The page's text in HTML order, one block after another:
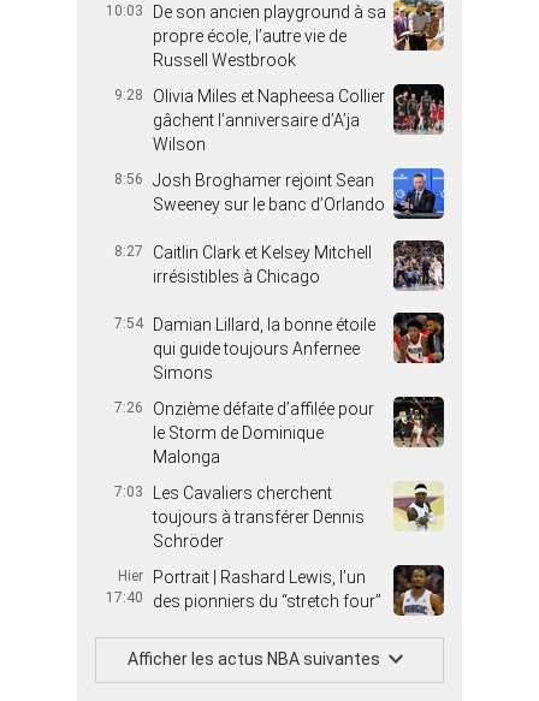
10:03
De son ancien playground à sa
propre école, l’autre vie de
Russell Westbrook
9:28
Olivia Miles et Napheesa Collier
gâchent l’anniversaire d’A’ja
Wilson
8:56
Josh Broghamer rejoint Sean
Sweeney sur le banc d’Orlando
8:27
Caitlin Clark et Kelsey Mitchell
irrésistibles à Chicago
7:54
Damian Lillard, la bonne étoile
qui guide toujours Anfernee
Simons
7:26
Onzième défaite d’affilée pour
le Storm de Dominique
Malonga
7:03
Les Cavaliers cherchent
toujours à transférer Dennis
Schröder
Hier
17:40
Portrait | Rashard Lewis, l’un
des pionniers du “stretch four”
Afficher les actus NBA suivantes